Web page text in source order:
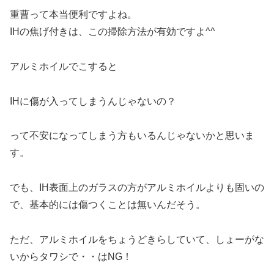
重曹って本当便利ですよね。
IHの焦げ付きは、この掃除方法が有効ですよ^^
アルミホイルでこすると
IHに傷が入ってしまうんじゃないの？
って不安になってしまう方もいるんじゃないかと思いま
す。
でも、 IH表面上のガラスの方がアルミホイルよりも固いの
で、基本的には傷つくことは無いんだそう。
ただ、アルミホイルをちょうどきらしていて、しょーがな
いからタワシで・・はNG！